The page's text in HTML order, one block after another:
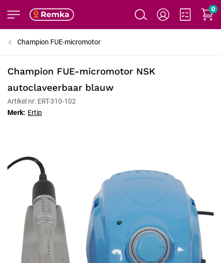
0
Champion FUE-micromotor
Champion FUE-micromotor NSK
autoclaveerbaar blauw
Artikel nr: ERT-310-102
Merk: Ertip